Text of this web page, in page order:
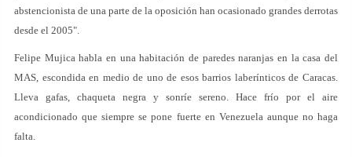
abstencionista de una parte de la oposición han ocasionado grandes derrotas
desde el 2005".
Felipe Mujica habla en una habitación de paredes naranjas en la casa del
MAS, escondida en medio de uno de esos barrios laberínticos de Caracas.
Lleva gafas, chaqueta negra y sonríe sereno. Hace frío por el aire
acondicionado que siempre se pone fuerte en Venezuela aunque no haga
falta.